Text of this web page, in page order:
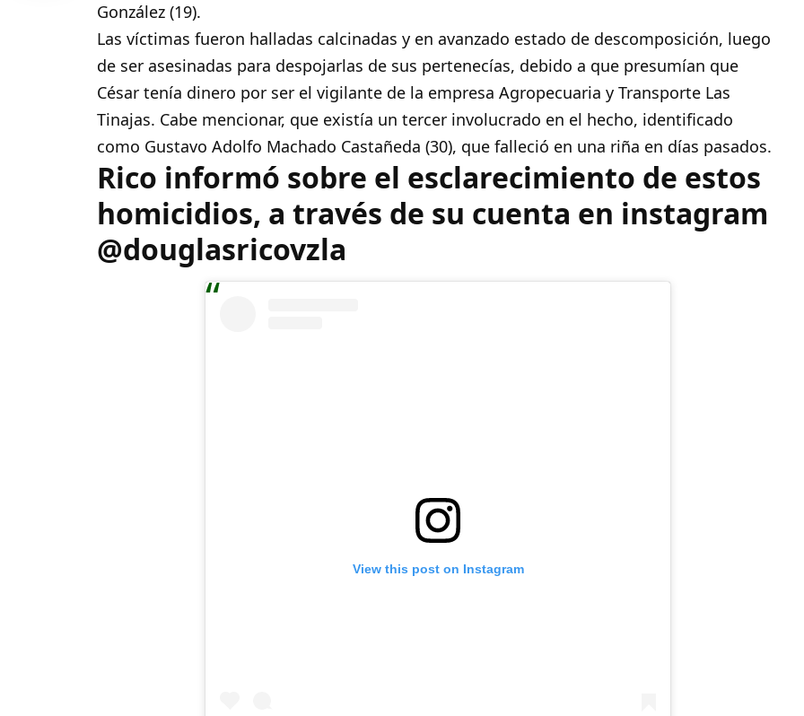
González (19).
Las víctimas fueron halladas calcinadas y en avanzado estado de descomposición, luego
de ser asesinadas para despojarlas de sus pertenecías, debido a que presumían que
César tenía dinero por ser el vigilante de la empresa Agropecuaria y Transporte Las
Tinajas. Cabe mencionar, que existía un tercer involucrado en el hecho, identificado
como Gustavo Adolfo Machado Castañeda (30), que falleció en una riña en días pasados.
Rico informó sobre el esclarecimiento de estos
homicidios, a través de su cuenta en instagram
@douglasricovzla
View this post on Instagram